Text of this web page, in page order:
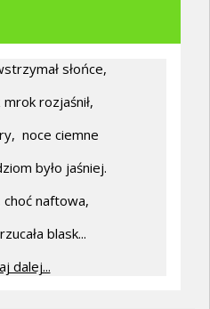
słońce,
rozjaśnił,
noce ciemne
było jaśniej.
choć naftowa,
blask...
dalej...